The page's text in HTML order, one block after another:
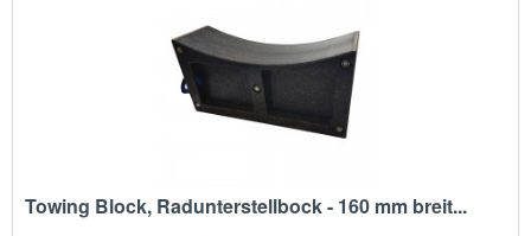
Towing Block, Radunterstellbock - 160 mm breit...